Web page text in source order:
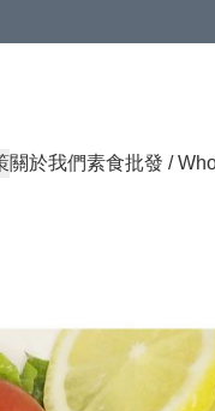
關於我們素食批發 /